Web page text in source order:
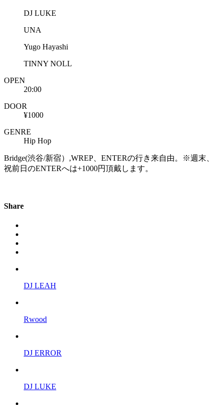
DJ LUKE
UNA
Yugo Hayashi
TINNY NOLL
OPEN
20:00
DOOR
¥1000
GENRE
Hip Hop
Bridge(渋谷/新宿）,WREP、ENTERの行き来自由。※週末、
祝前日のENTERへは+1000円頂戴します。
Share
DJ LEAH
Rwood
DJ ERROR
DJ LUKE